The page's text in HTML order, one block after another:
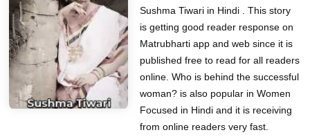
Sushma Tiwari in Hindi . This story
is getting good reader response on
Matrubharti app and web since it is
published free to read for all readers
online. Who is behind the successful
woman? is also popular in Women
Focused in Hindi and it is receiving
from online readers very fast.